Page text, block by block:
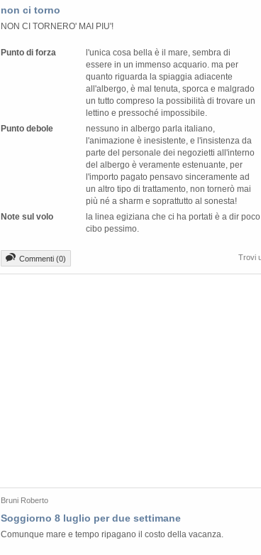
non ci torno
NON CI TORNERO' MAI PIU'!
Punto di forza
l'unica cosa bella è il mare, sembra di
essere in un immenso acquario. ma per
quanto riguarda la spiaggia adiacente
all'albergo, è mal tenuta, sporca e malgrado
un tutto compreso la possibilità di trovare un
lettino e pressoché impossibile.
Punto debole
nessuno in albergo parla italiano,
l'animazione è inesistente, e l'insistenza da
parte del personale dei negozietti all'interno
del albergo è veramente estenuante, per
l'importo pagato pensavo sinceramente ad
un altro tipo di trattamento, non tornerò mai
più né a sharm e soprattutto al sonesta!
Note sul volo
la linea egiziana che ci ha portati è a dir
cibo pessimo.
Commenti (0) Trovi
Bruni Roberto
Soggiorno 8 luglio per due settimane
Comunque mare e tempo ripagano il costo della vacanza.